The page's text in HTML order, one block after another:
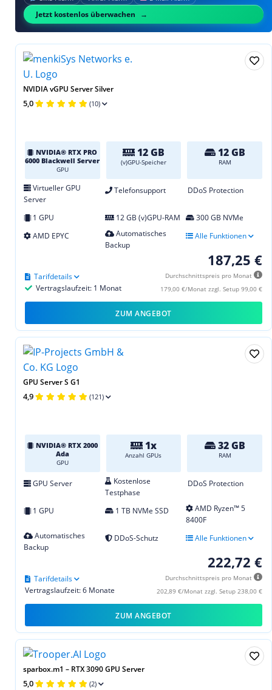
Jetzt kostenlos überwachen
NVIDIA vGPU Server Silver
5,0 (10)
NVIDIA® RTX PRO
6000 Blackwell Server
GPU
12 GB
(v)GPU-Speicher
12 GB
RAM
Virtueller GPU
Server
Telefonsupport DDoS Protection
1 GPU 12 GB (v)GPU-RAM
300 GB NVMe
AMD EPYC
Automatisches
Backup
Alle Funktionen
187,25 €
Durchschnittspreis pro Monat
179,00 €/Monat zzgl. Setup 99,00 €
Vertragslaufzeit: 1 Monat
Tarifdetails
ZUM ANGEBOT
GPU Server S G1
4,9 (121)
NVIDIA® RTX 2000
Ada
GPU
1x
Anzahl GPUs
32 GB
RAM
GPU Server
Kostenlose
Testphase
DDoS Protection
1 GPU 1 TB NVMe SSD
AMD Ryzen™ 5
8400F
Automatisches
Backup
DDoS-Schutz Alle Funktionen
222,72 €
Durchschnittspreis pro Monat
202,89 €/Monat zzgl. Setup 238,00 €
Vertragslaufzeit: 6 Monate
Tarifdetails
ZUM ANGEBOT
sparbox.m1 – RTX 3090 GPU Server
5,0 (2)